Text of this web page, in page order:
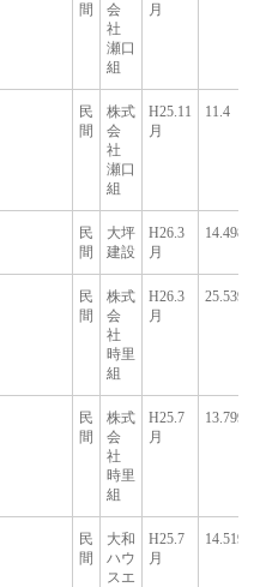
間
会
社
瀬口
組
月
民
間
株式
会
社
瀬口
組
H25.11
月
11.4
民
間
大坪
建設
H26.3
月
14.498
民
間
株式
会
社
時里
組
H26.3
月
25.539
民
間
株式
会
社
時里
組
H25.7
月
13.799
民
間
大和
ハウ
スエ
H25.7
月
14.519